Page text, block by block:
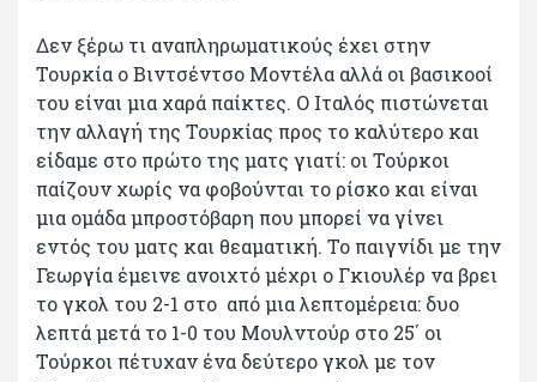
Δεν ξέρω τι αναπληρωματικούς έχει στην
Τουρκία ο Βιντσέντσο Μοντέλα αλλά οι βασικοοί
του είναι μια χαρά παίκτες. Ο Ιταλός πιστώνεται
την αλλαγή της Τουρκίας προς το καλύτερο και
είδαμε στο πρώτο της ματς γιατί: οι Τούρκοι
παίζουν χωρίς να φοβούνται το ρίσκο και είναι
μια ομάδα μπροστόβαρη που μπορεί να γίνει
εντός του ματς και θεαματική. Το παιγνίδι με την
Γεωργία έμεινε ανοιχτό μέχρι ο Γκιουλέρ να βρει
το γκολ του 2-1 στο από μια λεπτομέρεια: δυο
λεπτά μετά το 1-0 του Μουλντούρ στο 25΄ οι
Τούρκοι πέτυχαν ένα δεύτερο γκολ με τον